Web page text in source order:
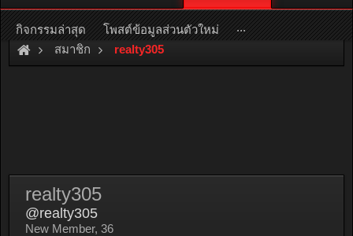
หรืออ่านรายละเอียดเพิ่มเติม คลิกที่นี่
สมาชิก realty305
realty305
@realty305
New Member, 36
กิจกรรมล่าสุด โพสต์ข้อมูลส่วนตัวใหม่ ...